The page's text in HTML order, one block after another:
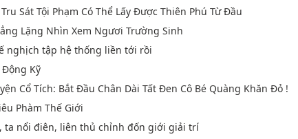
Sát Tội Phạm Có Thể Lấy Được Thiên Phú Từ Đầu
Lặng Nhìn Xem Ngươi Trường Sinh
nghịch tập hệ thống liền tới rồi
Động Kỹ
Cổ Tích: Bắt Đầu Chân Dài Tất Đen Cô Bé Quàng Khăn Đỏ !
Phàm Thế Giới
ta nổi điên, liên thủ chỉnh đốn giới giải trí